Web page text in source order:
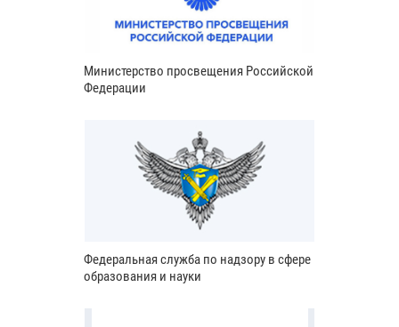
Министерство просвещения Российской
Федерации
Федеральная служба по надзору в сфере
образования и науки